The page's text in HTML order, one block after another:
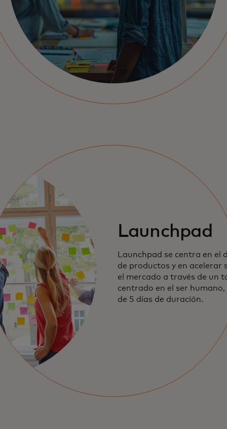
Launchpad
Launchpad se centra en el
de productos y en acelerar
el mercado a través de un
centrado en el ser
de 5 días de duración.